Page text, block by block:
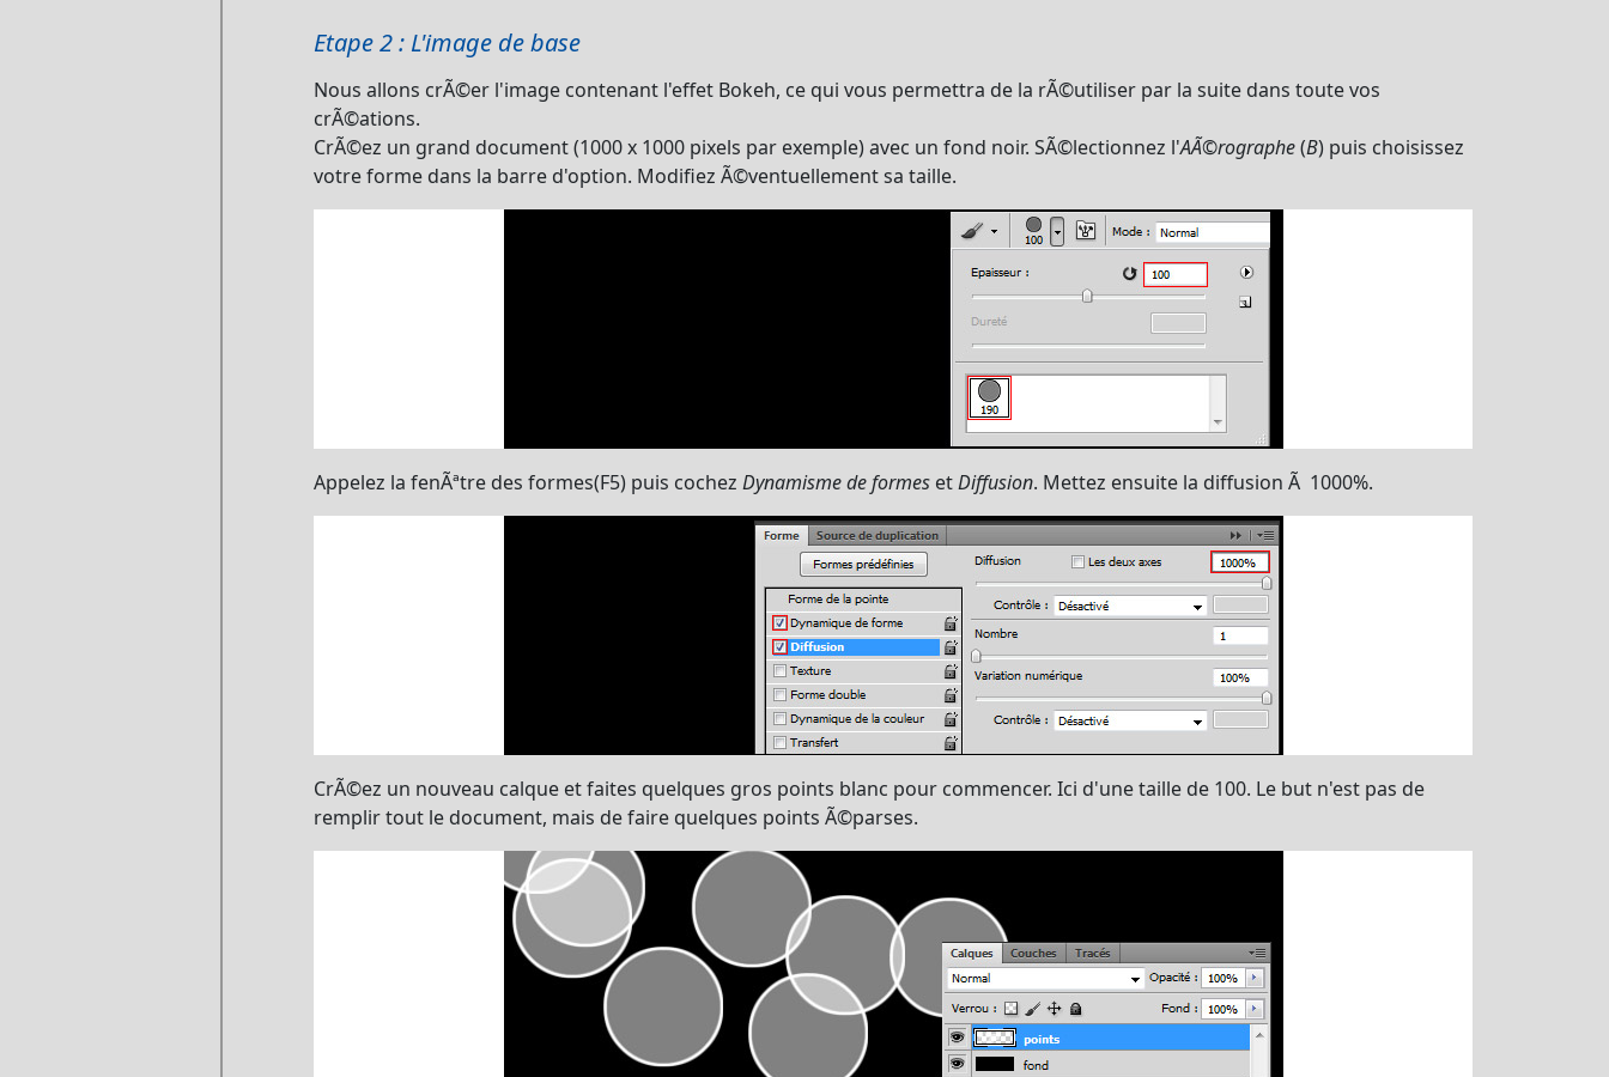
Etape 2 : L'image de base
Nous allons crÃ©er l'image contenant l'effet Bokeh, ce qui vous permettra de la rÃ©utiliser par la suite dans toute vos
crÃ©ations.
CrÃ©ez un grand document (1000 x 1000 pixels par exemple) avec un fond noir. SÃ©lectionnez l'AÃ©rographe(B) puis choisissez
votre forme dans la barre d'option. Modifiez Ã©ventuellement sa taille.
Appelez la fenÃªtre des formes(F5) puis cochez Dynamisme de formes etDiffusion. Mettez ensuite la diffusion Ã 1000%.
CrÃ©ez un nouveau calque et faites quelques gros points blanc pour commencer. Ici d'une taille de 100. Le but n'est pas de
remplir tout le document, mais de faire quelques points Ã©parses.